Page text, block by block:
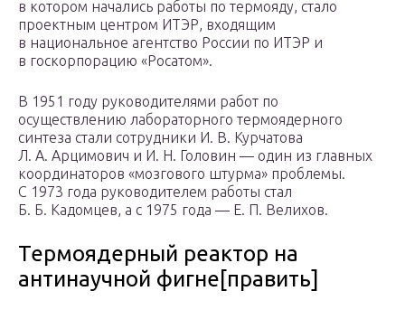
в котором начались работы по термояду, стало
проектным центром ИТЭР, входящим
в национальное агентство России по ИТЭР и
в госкорпорацию «Росатом».
В 1951 году руководителями работ по
осуществлению лабораторного термоядерного
синтеза стали сотрудники И. В. Курчатова
Л. А. Арцимович и И. Н. Головин — один из главных
координаторов «мозгового штурма» проблемы.
С 1973 года руководителем работы стал
Б. Б. Кадомцев, а с 1975 года — Е. П. Велихов.
Термоядерный реактор на
антинаучной фигне[править]